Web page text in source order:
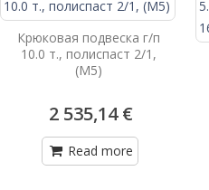
Крюковая подвеска г/п
10.0 т., полиспаст 2/1,
(М5)
2 535,14 €
Read more